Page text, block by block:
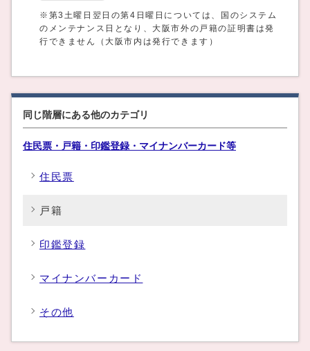
※第3土曜日翌日の第4日曜日については、国のシステム
のメンテナンス日となり、大阪市外の戸籍の証明書は発
行できません（大阪市内は発行できます）
同じ階層にある他のカテゴリ
住民票・戸籍・印鑑登録・マイナンバーカード等
住民票
戸籍
印鑑登録
マイナンバーカード
その他